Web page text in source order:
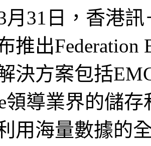
月31日，香港
推出Federation
決方案包括
領導業界的儲
用海量數據的